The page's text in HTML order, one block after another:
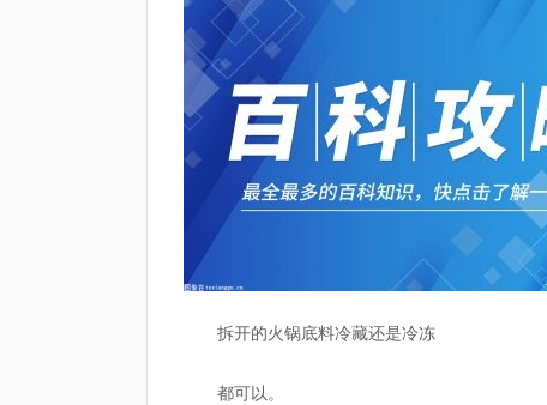
拆开的火锅底料冷藏还是冷冻
都可以。